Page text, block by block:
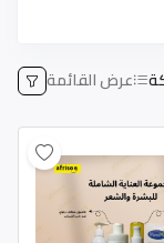
عرض القائمة